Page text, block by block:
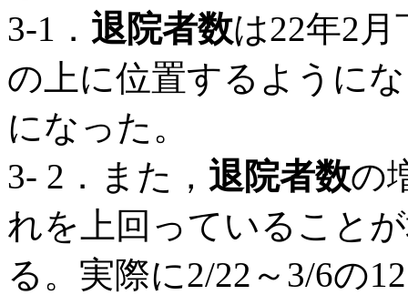
3-1． 退院者数は22年2
の上に位置するように
になった。
3- 2．また， 退院者数の
れを上回っていること
る。実際に2/22～3/6の